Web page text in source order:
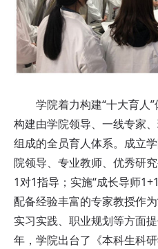
学院着力构建“十大育人”
构建由学院领导、一线专家
组成的全员育人体系。成立
院领导、专业教师、优秀研
1对1指导；实施“成长导师
配备经验丰富的专家教授作为
实习实践、职业规划等方面
年，学院出台了《本科生科